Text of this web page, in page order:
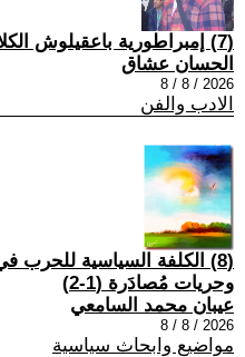
(7) إمبراطورية باعقيلوش الكلامية
الحسان عشاق
2026 / 8 / 8
الادب والفن
(8) الكلفة السياسية للحرب
وحريات مُصادَرة (1-2)
عيبان محمد السامعي
2026 / 8 / 8
مواضيع وابحاث سياسية